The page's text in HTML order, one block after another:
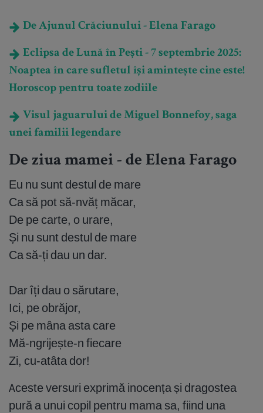
De Ajunul Crăciunului - Elena Farago
Eclipsa de Lună în Pești - 7 septembrie 2025:
Noaptea în care sufletul își amintește cine este!
Horoscop pentru toate zodiile
Visul jaguarului de Miguel Bonnefoy, saga
unei familii legendare
De ziua mamei - de Elena Farago
Eu nu sunt destul de mare
Ca să pot să-nvăț măcar,
De pe carte, o urare,
Și nu sunt destul de mare
Ca să-ți dau un dar.
Dar îți dau o sărutare,
Ici, pe obrăjor,
Și pe mâna asta care
Mă-ngrijește-n fiecare
Zi, cu-atâta dor!
Aceste versuri exprimă inocența și dragostea
pură a unui copil pentru mama sa, fiind una